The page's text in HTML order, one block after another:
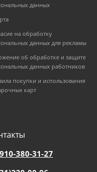
данных
на обработку
данных для рекламы
об обработке и защите
данных работников
покупки и использования
карт
380-31-27